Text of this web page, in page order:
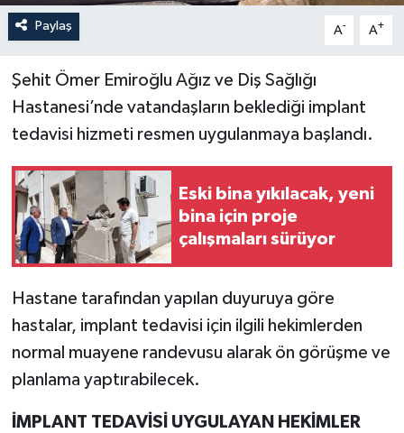
Paylaş A- A+
Şehit Ömer Emiroğlu Ağız ve Diş Sağlığı
Hastanesi’nde vatandaşların beklediği implant
tedavisi hizmeti resmen uygulanmaya başlandı.
Eski bina yıkılacak, yeni
bina için proje
çalışmaları sürüyor
Hastane tarafından yapılan duyuruya göre
hastalar, implant tedavisi için ilgili hekimlerden
normal muayene randevusu alarak ön görüşme ve
planlama yaptırabilecek.
İMPLANT TEDAVİSİ UYGULAYAN HEKİMLER